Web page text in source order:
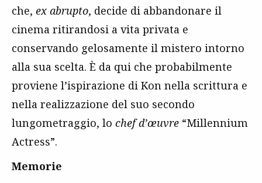
che, ex abrupto, decide di abbandonare il
cinema ritirandosi a vita privata e
conservando gelosamente il mistero intorno
alla sua scelta. È da qui che probabilmente
proviene l’ispirazione di Kon nella scrittura e
nella realizzazione del suo secondo
lungometraggio, lo chef d’œuvre “Millennium
Actress”.
Memorie